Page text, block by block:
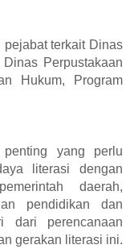
terkait Dinas
Perpustakaan
Hukum, Program
yang perlu
literasi dengan
daerah,
pendidikan dan
dari perencanaan
gerakan literasi ini.